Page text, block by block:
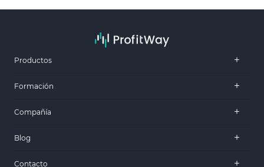
Productos
Formación
Compañía
Blog
Contacto